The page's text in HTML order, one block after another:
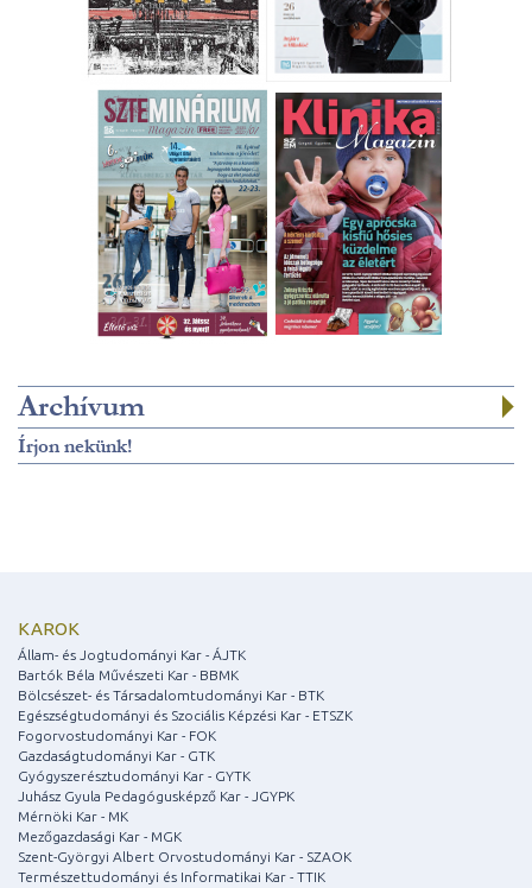
Archívum
Írjon nekünk!
KAROK
Állam- és Jogtudományi Kar - ÁJTK
Bartók Béla Művészeti Kar - BBMK
Bölcsészet- és Társadalomtudományi Kar - BTK
Egészségtudományi és Szociális Képzési Kar - ETSZK
Fogorvostudományi Kar - FOK
Gazdaságtudományi Kar - GTK
Gyógyszerésztudományi Kar - GYTK
Juhász Gyula Pedagógusképző Kar - JGYPK
Mérnöki Kar - MK
Mezőgazdasági Kar - MGK
Szent-Györgyi Albert Orvostudományi Kar - SZAOK
Természettudományi és Informatikai Kar - TTIK